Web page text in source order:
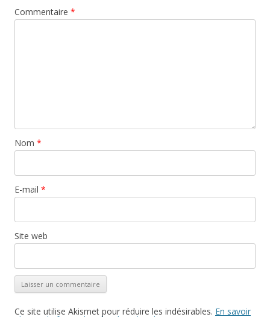
Commentaire *
Nom *
E-mail *
Site web
Ce site utilise Akismet pour réduire les indésirables. En savoir